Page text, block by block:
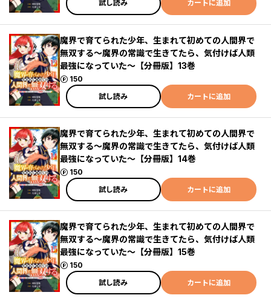
試し読み カートに追加
魔界で育てられた少年、生まれて初めての人間界で
無双する～魔界の常識で生きてたら、気付けば人類
最強になっていた～【分冊版】13巻
150
ポイント
試し読み
カートに追加
魔界で育てられた少年、生まれて初めての人間界で
無双する～魔界の常識で生きてたら、気付けば人類
最強になっていた～【分冊版】14巻
150
ポイント
試し読み
カートに追加
魔界で育てられた少年、生まれて初めての人間界で
無双する～魔界の常識で生きてたら、気付けば人類
最強になっていた～【分冊版】15巻
150
ポイント
試し読み
カートに追加